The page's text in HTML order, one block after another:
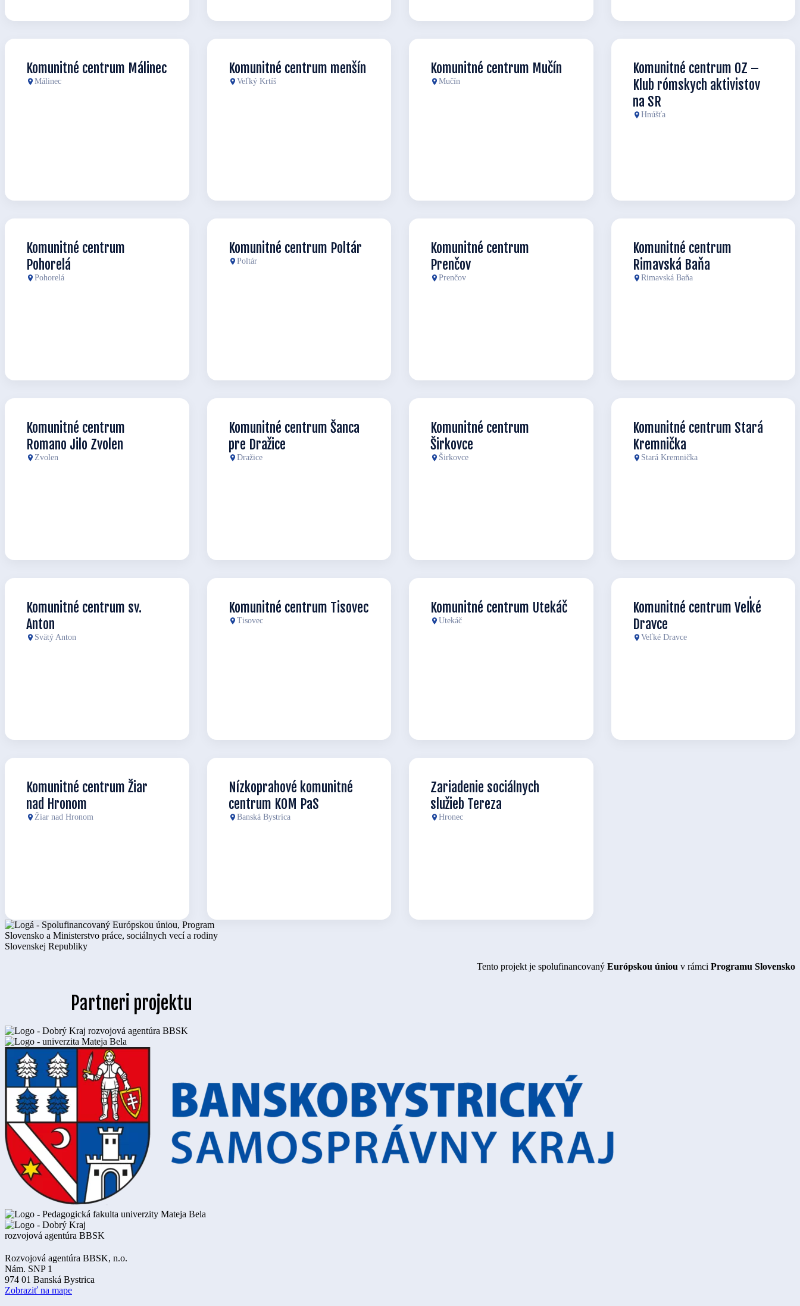
Komunitné centrum Málinec
Málinec
Komunitné centrum menšín
Veľký Krtíš
Komunitné centrum Mučín
Mučín
Komunitné centrum OZ –
Klub rómskych aktivistov
na SR
Hnúšťa
Komunitné centrum
Pohorelá
Pohorelá
Komunitné centrum Poltár
Poltár
Komunitné centrum
Prenčov
Prenčov
Komunitné centrum
Rimavská Baňa
Rimavská Baňa
Komunitné centrum
Romano Jilo Zvolen
Zvolen
Komunitné centrum Šanca
pre Dražice
Dražice
Komunitné centrum
Širkovce
Širkovce
Komunitné centrum Stará
Kremnička
Stará Kremnička
Komunitné centrum sv.
Anton
Svätý Anton
Komunitné centrum Tisovec
Tisovec
Komunitné centrum Utekáč
Utekáč
Komunitné centrum Veľké
Dravce
Veľké Dravce
Komunitné centrum Žiar
nad Hronom
Žiar nad Hronom
Nízkoprahové komunitné
centrum KOM PaS
Banská Bystrica
Zariadenie sociálnych
služieb Tereza
Hronec
Tento projekt je spolufinancovaný Európskou úniou v rámci Programu Slovensko
Partneri projektu
Rozvojová agentúra BBSK, n.o.
Nám. SNP 1
974 01 Banská Bystrica
Zobraziť na mape